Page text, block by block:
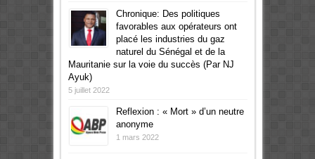
Chronique: Des politiques
favorables aux opérateurs ont
placé les industries du gaz
naturel du Sénégal et de la
Mauritanie sur la voie du succès (Par NJ
Ayuk)
5 juillet 2022
Reflexion : « Mort » d’un neutre
anonyme
1 mars 2022